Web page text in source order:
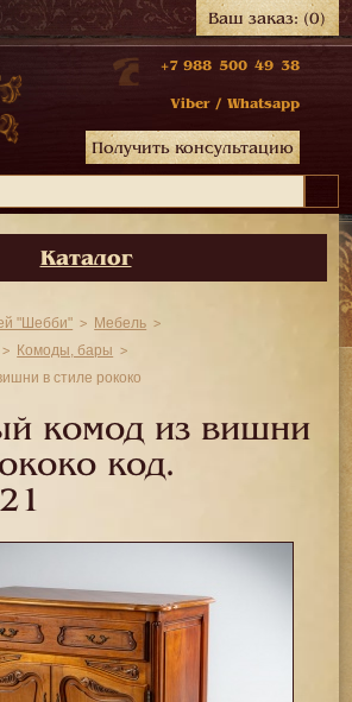
Ваш заказ:(0)
+7 988 500 49 38
Viber / Whatsapp
Получить консультацию
Каталог
"Шебби"
Мебель
Комоды, бары
в стиле рококо
комод из вишни
код.